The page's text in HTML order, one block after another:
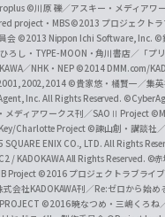
f
i
c
i
a
l
C
h
©川原 礫／アスキー・メディアワ
project・MBS ©2013 プロジェクトラ
会 ©2013 Nippon Ichi Software, Inc. ©
ろし・TYPE-MOON・角川書店／「プ
／NHK・NEP ©2014 DMM.com/
©貴家悠・橘賢一／集
Inc. All Rights Reserved.
ディアワークス刊／SAOⅡ Project
Charlotte Project ©諫山創・講談社
ENIX CO., LTD. All Rights
/ KADOKAWA All Rights Reserved. ©赤
Project ©2016 プロジェクトラブライ
会社KADOKAWA刊／Re:ゼロから始め
©2016 暁なつめ・三嶋くろね